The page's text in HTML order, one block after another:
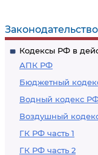
Кодексы РФ в
АПК РФ
Бюджетный
Водный кодекс
Воздушный
ГК РФ часть 1
ГК РФ часть 2